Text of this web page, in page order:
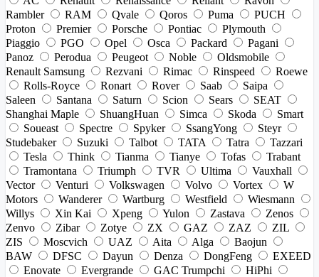
Rambler
RAM Qvale Qoros Puma
PUCH
Proton
Premier Porsche Pontiac
Plymouth
Piaggio
PGO Opel Osca Packard
Pagani
Panoz
Perodua Peugeot Noble
Oldsmobile
Renault Samsung
Rezvani Rimac Rinspeed
Roewe
Rolls-Royce
Ronart Rover Saab
Saipa
Saleen
Santana Saturn Scion Sears
SEAT
Shanghai Maple
ShuangHuan Simca Skoda
Smart
Soueast
Spectre Spyker SsangYong
Steyr
Studebaker
Suzuki Talbot TATA Tatra
Tazzari
Tesla
Think Tianma Tianye Tofas
Trabant
Tramontana
Triumph TVR Ultima
Vauxhall
Vector
Venturi Volkswagen Volvo Vortex
W
Motors
Wanderer Wartburg Westfield
Wiesmann
Willys
Xin Kai Xpeng Yulon Zastava
Zenos
Zenvo
Zibar Zotye ZX GAZ ZAZ
ZIL
ZIS
Moscvich UAZ Aita Alga
Baojun
BAW
DFSC Dayun Denza DongFeng
EXEED
Enovate
Evergrande GAC Trumpchi
HiPhi